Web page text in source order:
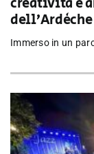
dell’Ardèche
Immerso in un